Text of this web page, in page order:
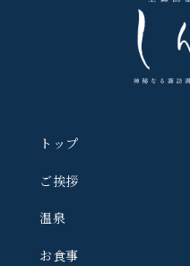
トップ
ご挨拶
温泉
お食事